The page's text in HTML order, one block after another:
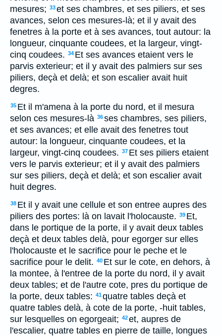
mesures; 33et ses chambres, et ses piliers, et ses
avances, selon ces mesures-là; et il y avait des
fenetres à la porte et à ses avances, tout autour: la
longueur, cinquante coudees, et la largeur, vingt-
cinq coudees. 34 Et ses avances etaient vers le
parvis exterieur; et il y avait des palmiers sur ses
piliers, deçà et delà; et son escalier avait huit
degres.
35 Et il m'amena à la porte du nord, et il mesura
selon ces mesures-là 36ses chambres, ses piliers,
et ses avances; et elle avait des fenetres tout
autour: la longueur, cinquante coudees, et la
largeur, vingt-cinq coudees. 37 Et ses piliers etaient
vers le parvis exterieur; et il y avait des palmiers
sur ses piliers, deçà et delà; et son escalier avait
huit degres.
38 Et il y avait une cellule et son entree aupres des
piliers des portes: là on lavait l'holocauste. 39 Et,
dans le portique de la porte, il y avait deux tables
deçà et deux tables delà, pour egorger sur elles
l'holocauste et le sacrifice pour le peche et le
sacrifice pour le delit. 40 Et sur le cote, en dehors, à
la montee, à l'entree de la porte du nord, il y avait
deux tables; et de l'autre cote, pres du portique de
la porte, deux tables: 41quatre tables deçà et
quatre tables delà, à cote de la porte, -huit tables,
sur lesquelles on egorgeait; 42et, aupres de
l'escalier, quatre tables en pierre de taille, longues